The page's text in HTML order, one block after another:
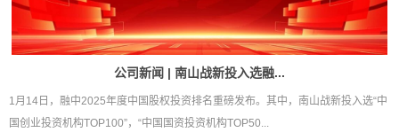
公司新闻 | 南山战新投入选融...
1月14日，融中2025年度中国股权投资排名重磅发布。其中，南山战新投入选“中
国创业投资机构TOP100”，“中国国资投资机构TOP50...